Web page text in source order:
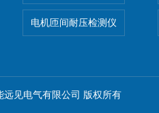
电机匝间耐压检测仪
见电气有限公司 版权所有